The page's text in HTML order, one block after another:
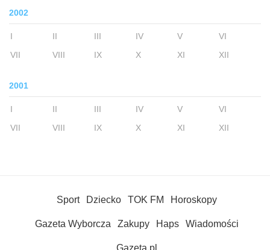
2002
I II III IV V
VI
VII
VIII IX X XI XII
2001
I II III IV V
VI
VII
VIII IX X XI XII
Sport Dziecko TOK FM Horoskopy
Gazeta Wyborcza Zakupy Haps Wiadomości